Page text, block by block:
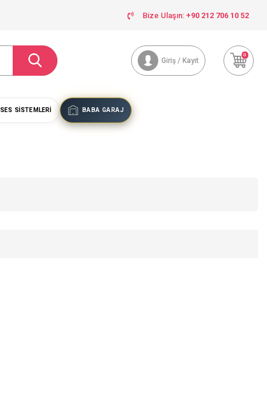
Bize Ulaşın: +90 212 706 10 52
Giriş / Kayıt
0
SES SISTEMLERI BABA GARAJ